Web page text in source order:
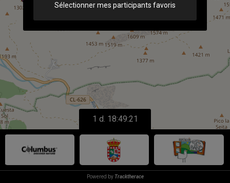
Sélectionner mes participants favoris
Powered by Tracktherace
1 d. 18:49:21